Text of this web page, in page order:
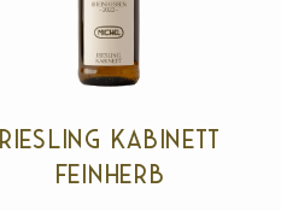
Riesling Kabinett
feinherb